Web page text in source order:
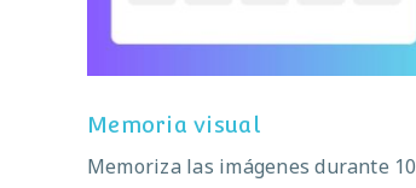
Memoria visual
Memoriza las imágenes durante 10